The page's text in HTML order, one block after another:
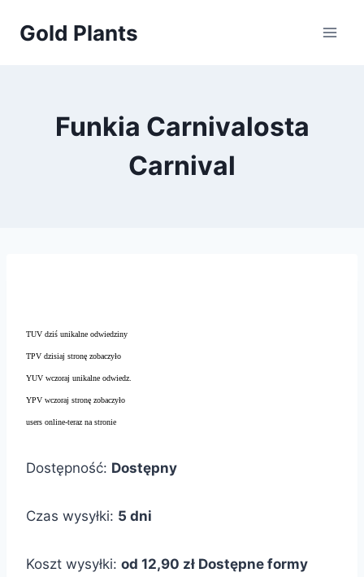
Gold Plants
Funkia Carnivalosta
Carnival
TUV dziś unikalne odwiedziny
TPV dzisiaj stronę zobaczyło
YUV wczoraj unikalne odwiedz.
YPV wczoraj stronę zobaczyło
users online-teraz na stronie
Dostępność: Dostępny
Czas wysyłki: 5 dni
Koszt wysyłki: od 12,90 zł Dostępne formy